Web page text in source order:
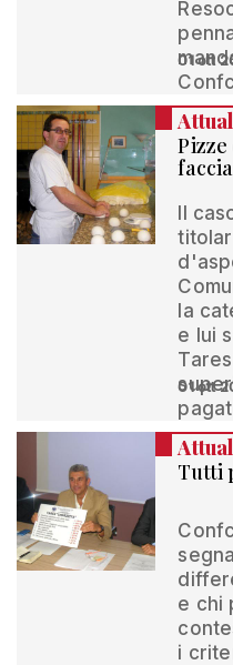
01 ott
faccia
Il
la
e lui
01 ott
Tutti
e chi
i